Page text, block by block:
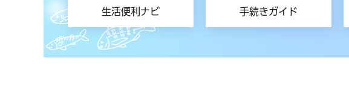
生活便利ナビ 手続きガイド